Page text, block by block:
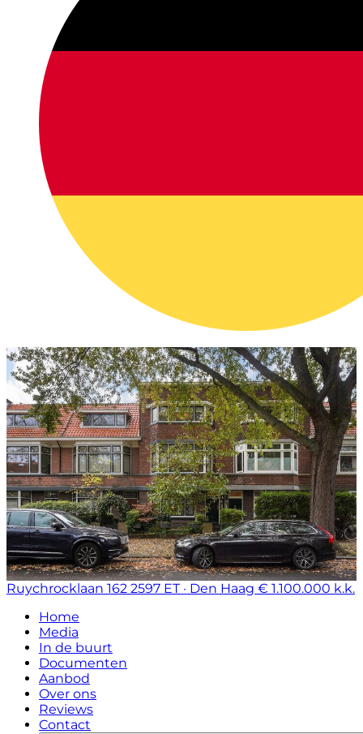
Ruychrocklaan 162 2597 ET · Den Haag € 1.100.000 k.k.
Home
Media
In de buurt
Documenten
Aanbod
Over ons
Reviews
Contact